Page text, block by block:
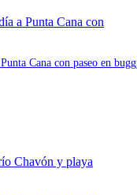
Cana con paseo en